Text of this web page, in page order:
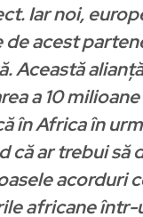
Iar noi,
de acest
Această
a 10
în Africa în
că ar trebui să
acorduri
africane într-